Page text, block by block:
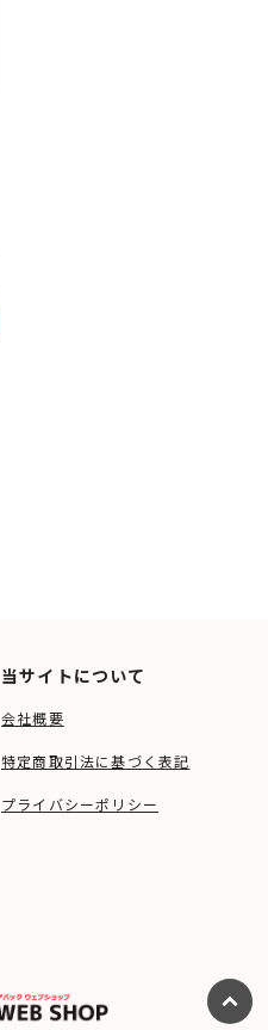
当サイトについて
会社概要
特定商取引法に基づく表記
プライバシーポリシー